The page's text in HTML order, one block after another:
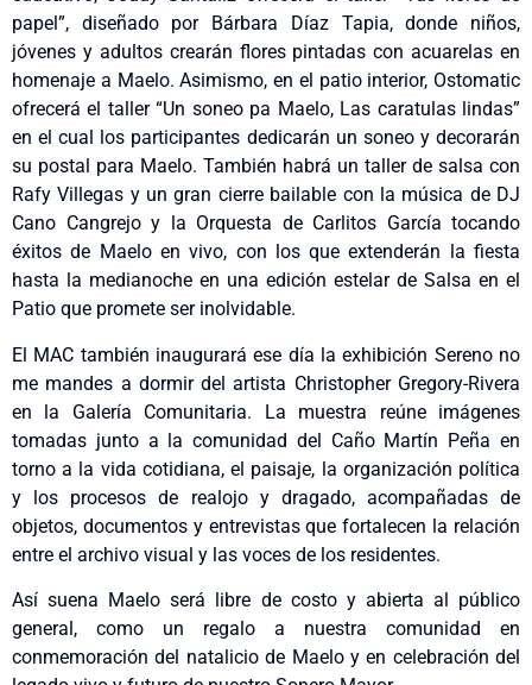
papel”, diseñado por Bárbara Díaz Tapia, donde niños,
jóvenes y adultos crearán flores pintadas con acuarelas en
homenaje a Maelo. Asimismo, en el patio interior, Ostomatic
ofrecerá el taller “Un soneo pa Maelo, Las caratulas lindas”
en el cual los participantes dedicarán un soneo y decorarán
su postal para Maelo. También habrá un taller de salsa con
Rafy Villegas y un gran cierre bailable con la música de DJ
Cano Cangrejo y la Orquesta de Carlitos García tocando
éxitos de Maelo en vivo, con los que extenderán la fiesta
hasta la medianoche en una edición estelar de Salsa en el
Patio que promete ser inolvidable.
El MAC también inaugurará ese día la exhibición Sereno no
me mandes a dormir del artista Christopher Gregory-Rivera
en la Galería Comunitaria. La muestra reúne imágenes
tomadas junto a la comunidad del Caño Martín Peña en
torno a la vida cotidiana, el paisaje, la organización política
y los procesos de realojo y dragado, acompañadas de
objetos, documentos y entrevistas que fortalecen la relación
entre el archivo visual y las voces de los residentes.
Así suena Maelo será libre de costo y abierta al público
general, como un regalo a nuestra comunidad en
conmemoración del natalicio de Maelo y en celebración del